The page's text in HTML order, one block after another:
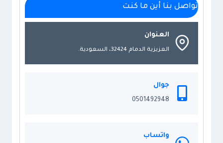
0501492948
تركيب
مظلات
سيارات
مقوسه
الدمام
تواصل بنا أين ما كنت
العنوان
العزيزية الدمام 32424، السعودية.
جوال
0501492948
واتساب